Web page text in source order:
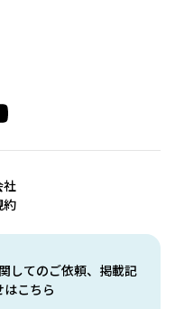
してのご依頼、掲載記
こちら
社
約